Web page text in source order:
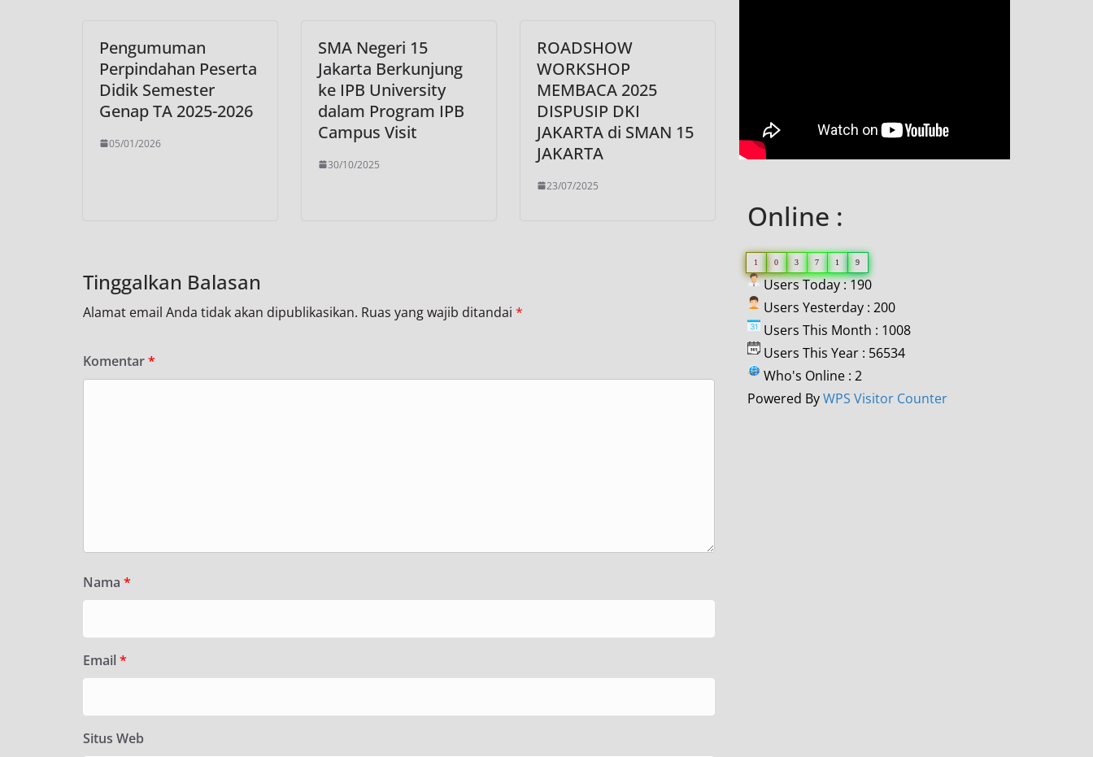
Pengumuman
Perpindahan Peserta
Didik Semester
Genap TA 2025-2026
05/01/2026
SMA Negeri 15
Jakarta Berkunjung
ke IPB University
dalam Program IPB
Campus Visit
30/10/2025
ROADSHOW
WORKSHOP
MEMBACA 2025
DISPUSIP DKI
JAKARTA di SMAN 15
JAKARTA
23/07/2025
Tinggalkan Balasan
Alamat email Anda tidak akan dipublikasikan. Ruas yang wajib ditandai *
Komentar*
Nama *
Email *
Situs Web
Online :
1 0 3 7 1 9
Users Today : 190
Users Yesterday : 200
Users This Month : 1008
Users This Year : 56534
Who's Online : 2
Powered ByWPS Visitor Counter